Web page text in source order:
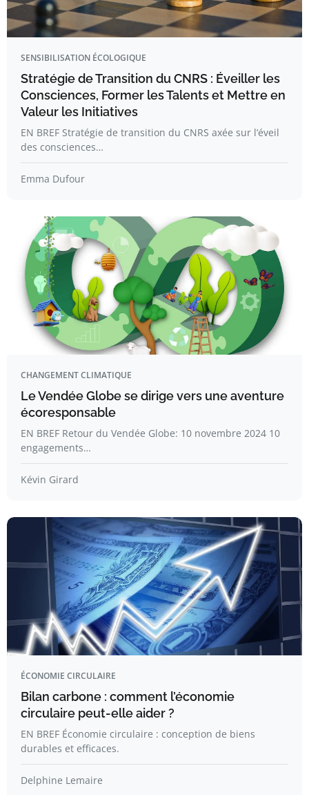
SENSIBILISATION ÉCOLOGIQUE
Stratégie de Transition du CNRS : Éveiller les
Consciences, Former les Talents et Mettre en
Valeur les Initiatives
EN BREF Stratégie de transition du CNRS axée sur l’éveil
des consciences…
Emma Dufour
CHANGEMENT CLIMATIQUE
Le Vendée Globe se dirige vers une aventure
écoresponsable
EN BREF Retour du Vendée Globe: 10 novembre 2024 10
engagements…
Kévin Girard
ÉCONOMIE CIRCULAIRE
Bilan carbone : comment l’économie
circulaire peut-elle aider ?
EN BREF Économie circulaire : conception de biens
durables et efficaces.
Delphine Lemaire